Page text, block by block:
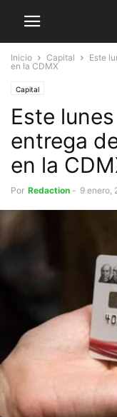
Inicio Capital
Este
en la CDMX
Capital
Este
entrega
en la
Por Redaction - 9 enero,